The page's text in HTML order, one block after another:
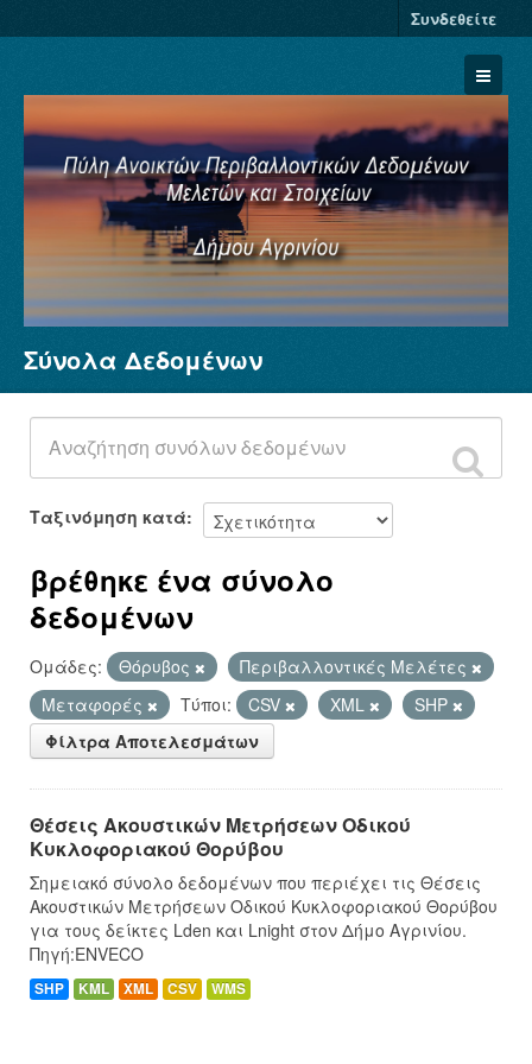
Συνδεθείτε
Σύνολα Δεδομένων
Φορείς
Ομάδες
Σχετικά
Σύνολα Δεδομένων
Ταξινόμηση κατά
βρέθηκε ένα σύνολο
δεδομένων
Ομάδες: Θόρυβος
Περιβαλλοντικές Μελέτες
Μεταφορές
Τύποι: CSV XML
SHP
Φίλτρα Αποτελεσμάτων
Θέσεις Ακουστικών Μετρήσεων Οδικού
Κυκλοφοριακού Θορύβου
Σημειακό σύνολο δεδομένων που περιέχει τις Θέσεις
Ακουστικών Μετρήσεων Οδικού Κυκλοφοριακού Θορύβου
για τους δείκτες Lden και Lnight στον Δήμο Αγρινίου.
Πηγή:ENVECO
SHP KML XML CSV WMS